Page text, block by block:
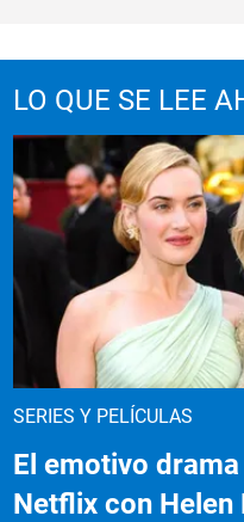
LO QUE SE LEE
SERIES Y PELÍCULAS
El emotivo
Netflix con Helen